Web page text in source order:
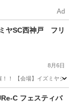
Ad
ヤSC西神戸 フリ
8月6日
！ 【会場】イズミヤシ
C フェスティバ